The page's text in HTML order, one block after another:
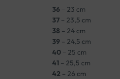
36 – 23 cm
37– 23,5 cm
38 – 24 cm
39– 24,5 cm
40– 25 cm
41– 25,5 cm
42 – 26 cm